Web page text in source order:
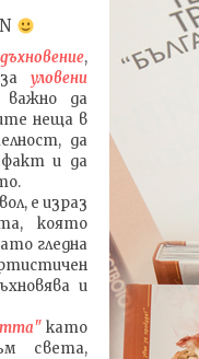
,
уловени
да
неща в
да
факт и да
е израз
която
гледна
и
като
света,